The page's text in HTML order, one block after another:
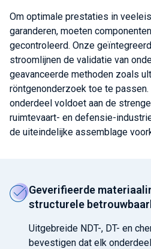
Om optimale prestaties in
garanderen, moeten
gecontroleerd. Onze
stroomlijnen de validatie van
geavanceerde methoden zoals
röntgenonderzoek toe te
onderdeel voldoet aan de
ruimtevaart- en defensie-
de uiteindelijke assemblage
Geverifieerde
structurele
Uitgebreide NDT-, DT- en
bevestigen dat elk